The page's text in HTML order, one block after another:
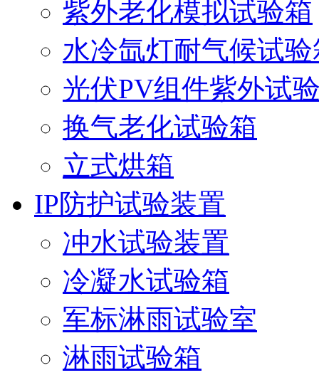
紫外老化模拟试验箱
水冷氙灯耐气候试验
光伏PV组件紫外试
换气老化试验箱
立式烘箱
IP防护试验装置
冲水试验装置
冷凝水试验箱
军标淋雨试验室
淋雨试验箱